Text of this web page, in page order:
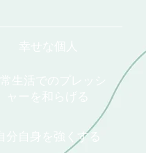
自分自身を強くする